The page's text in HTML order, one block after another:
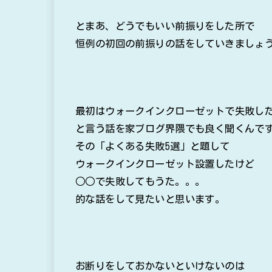
とまあ、どうでもいい前振りをした所で
恒例の初回の前振りの話をしていきましょう
最初はウォークインクローゼットで失敗し
と言う話を家ブログ界隈でも良く聞くんで
その「よくある失敗5選」と題して
ウォークインクローゼット設置したけど
○○で失敗してもうた。。。
的な話をして見たいと思います。
お断りをしておかないといけないのは